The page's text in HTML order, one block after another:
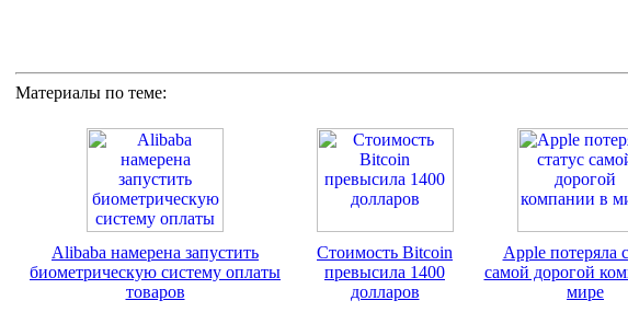
Материалы по теме:
Alibaba намерена запустить
биометрическую систему оплаты
товаров
Стоимость Bitcoin
превысила 1400
долларов
Apple потеряла
самой дорогой
мире